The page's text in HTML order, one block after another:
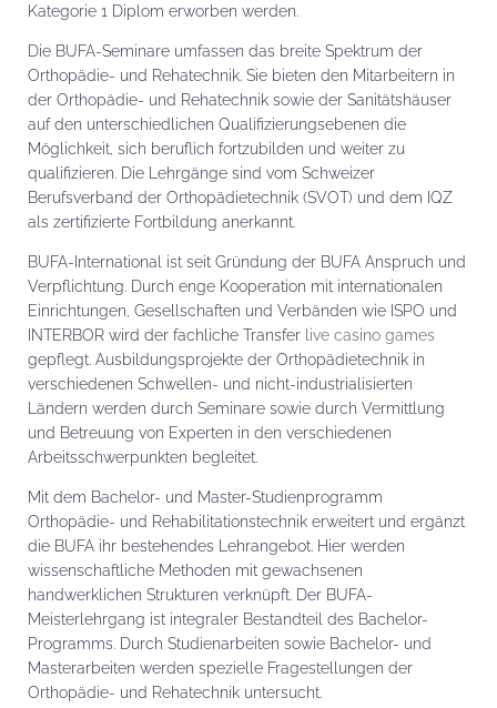
Kategorie 1 Diplom erworben werden.
Die BUFA-Seminare umfassen das breite Spektrum der
Orthopädie- und Rehatechnik. Sie bieten den Mitarbeitern in
der Orthopädie- und Rehatechnik sowie der Sanitätshäuser
auf den unterschiedlichen Qualifizierungsebenen die
Möglichkeit, sich beruflich fortzubilden und weiter zu
qualifizieren. Die Lehrgänge sind vom Schweizer
Berufsverband der Orthopädietechnik (SVOT) und dem IQZ
als zertifizierte Fortbildung anerkannt.
BUFA-International ist seit Gründung der BUFA Anspruch und
Verpflichtung. Durch enge Kooperation mit internationalen
Einrichtungen, Gesellschaften und Verbänden wie ISPO und
INTERBOR wird der fachliche Transfer live casino games
gepflegt. Ausbildungsprojekte der Orthopädietechnik in
verschiedenen Schwellen- und nicht-industrialisierten
Ländern werden durch Seminare sowie durch Vermittlung
und Betreuung von Experten in den verschiedenen
Arbeitsschwerpunkten begleitet.
Mit dem Bachelor- und Master-Studienprogramm
Orthopädie- und Rehabilitationstechnik erweitert und ergänzt
die BUFA ihr bestehendes Lehrangebot. Hier werden
wissenschaftliche Methoden mit gewachsenen
handwerklichen Strukturen verknüpft. Der BUFA-
Meisterlehrgang ist integraler Bestandteil des Bachelor-
Programms. Durch Studienarbeiten sowie Bachelor- und
Masterarbeiten werden spezielle Fragestellungen der
Orthopädie- und Rehatechnik untersucht.